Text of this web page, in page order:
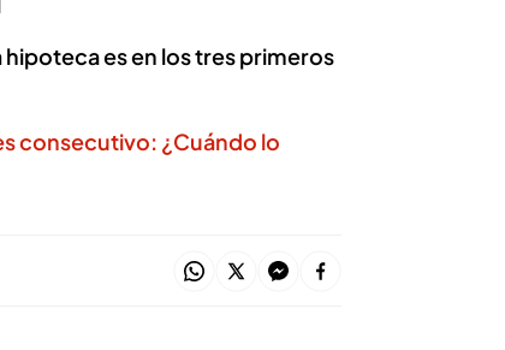
es en los tres primeros
consecutivo: ¿Cuándo lo